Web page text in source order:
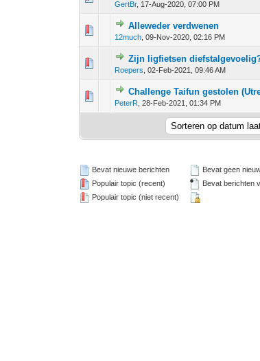
GertBr, 17-Aug-2020, 07:00 PM
Alleweder verdwenen
12much ,09-Nov-2020, 02:16 PM
0 stem - 0 van 5 gemiddeld
1234
Zijn ligfietsen
Roepers ,02-Feb-2021, 09:46 AM
0 stem - 0 van 5 gemiddeld
12345
Challenge Taifun gestolen
PeterR ,28-Feb-2021, 01:34 PM
0 stem - 0 van 5 gemiddeld
12345
Bevat nieuwe berichten
Populair topic (recent)
Populair topic (niet recent)
Bevat geen
Bevat berichten